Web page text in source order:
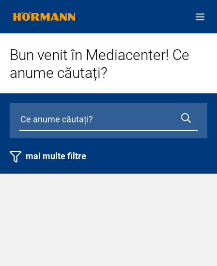
Bun venit în Mediacenter! Ce
anume căutați?
mai multe filtre